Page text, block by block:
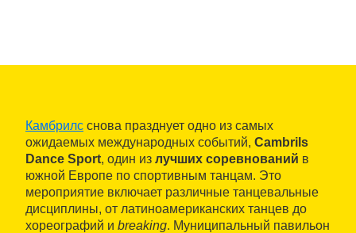
Камбрилс снова празднует одно из самых
ожидаемых международных событий, Cambrils
Dance Sport, один из лучших соревнований в
южной Европе по спортивным танцам. Это
мероприятие включает различные танцевальные
дисциплины, от латиноамериканских танцев до
хореографий и breaking. Муниципальный павильон